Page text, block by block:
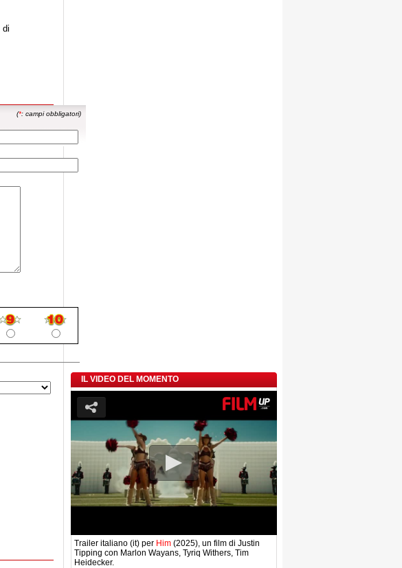
di
(*: campi obbligatori)
IL VIDEO DEL MOMENTO
Trailer italiano (it) per Him (2025), un film di Justin
Tipping con Marlon Wayans, Tyriq Withers, Tim
Heidecker.